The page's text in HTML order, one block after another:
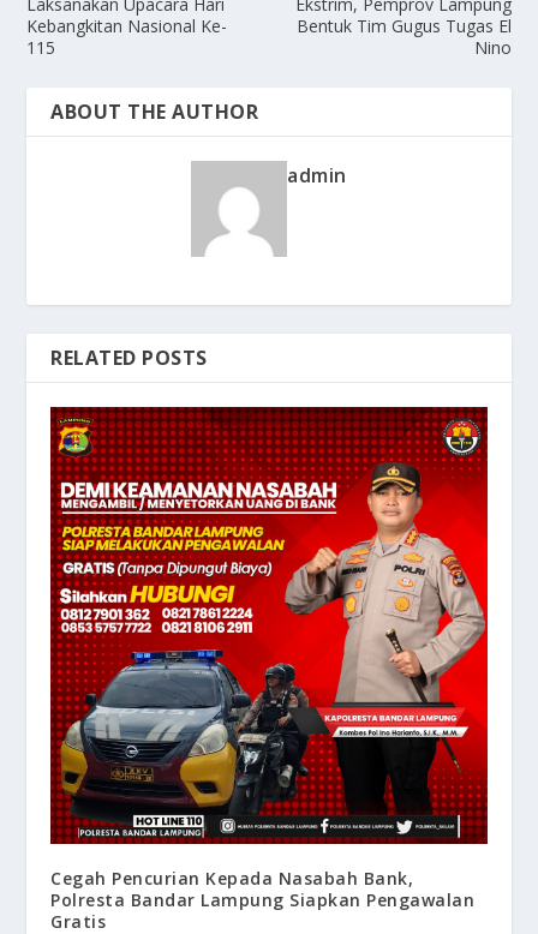
Laksanakan Upacara Hari
Kebangkitan Nasional Ke-
115
Ekstrim, Pemprov Lampung
Bentuk Tim Gugus Tugas El
Nino
ABOUT THE AUTHOR
admin
RELATED POSTS
Cegah Pencurian Kepada Nasabah Bank,
Polresta Bandar Lampung Siapkan Pengawalan
Gratis